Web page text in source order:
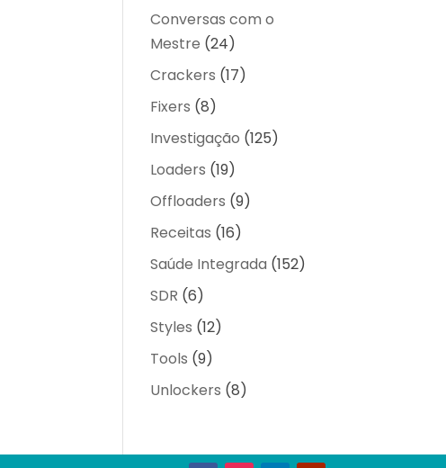
Conversas com o
Mestre (24)
Crackers (17)
Fixers (8)
Investigação (125)
Loaders (19)
Offloaders (9)
Receitas (16)
Saúde Integrada (152)
SDR (6)
Styles (12)
Tools (9)
Unlockers (8)